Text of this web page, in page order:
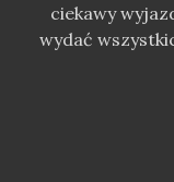
ciekawy
wydać